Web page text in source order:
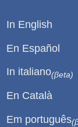
In English
En Español
In italiano(βeta)
En Català
Em português